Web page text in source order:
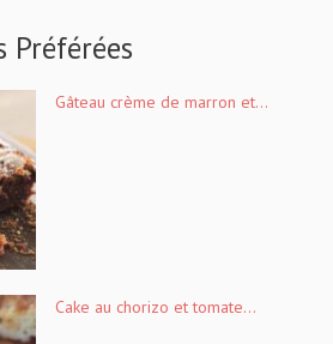
Préférées
Gâteau crème de marron et...
Cake au chorizo et tomate...